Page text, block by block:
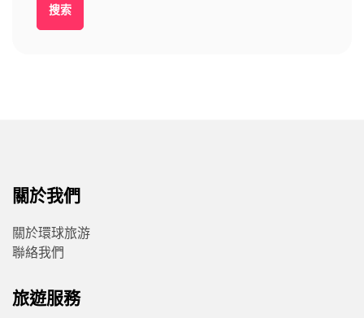
搜索
關於我們
關於環球旅游
聯絡我們
旅遊服務